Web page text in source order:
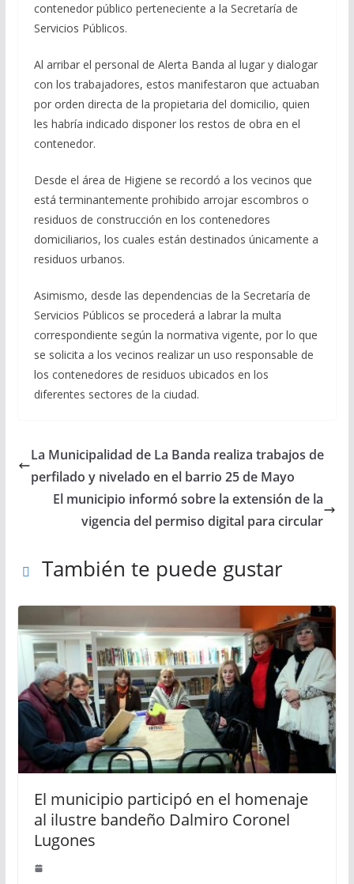
contenedor público perteneciente a la Secretaría de
Servicios Públicos.
Al arribar el personal de Alerta Banda al lugar y dialogar
con los trabajadores, estos manifestaron que actuaban
por orden directa de la propietaria del domicilio, quien
les habría indicado disponer los restos de obra en el
contenedor.
Desde el área de Higiene se recordó a los vecinos que
está terminantemente prohibido arrojar escombros o
residuos de construcción en los contenedores
domiciliarios, los cuales están destinados únicamente a
residuos urbanos.
Asimismo, desde las dependencias de la Secretaría de
Servicios Públicos se procederá a labrar la multa
correspondiente según la normativa vigente, por lo que
se solicita a los vecinos realizar un uso responsable de
los contenedores de residuos ubicados en los
diferentes sectores de la ciudad.
La Municipalidad de La Banda realiza trabajos de
perfilado y nivelado en el barrio 25 de Mayo
El municipio informó sobre la extensión de la
vigencia del permiso digital para circular
También te puede gustar
El municipio participó en el homenaje
al ilustre bandeño Dalmiro Coronel
Lugones